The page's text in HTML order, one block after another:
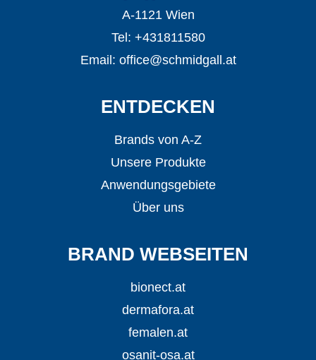
A-1121 Wien
Tel: +431811580
Email: office@schmidgall.at
ENTDECKEN
Brands von A-Z
Unsere Produkte
Anwendungsgebiete
Über uns
BRAND WEBSEITEN
bionect.at
dermafora.at
femalen.at
osanit-osa.at